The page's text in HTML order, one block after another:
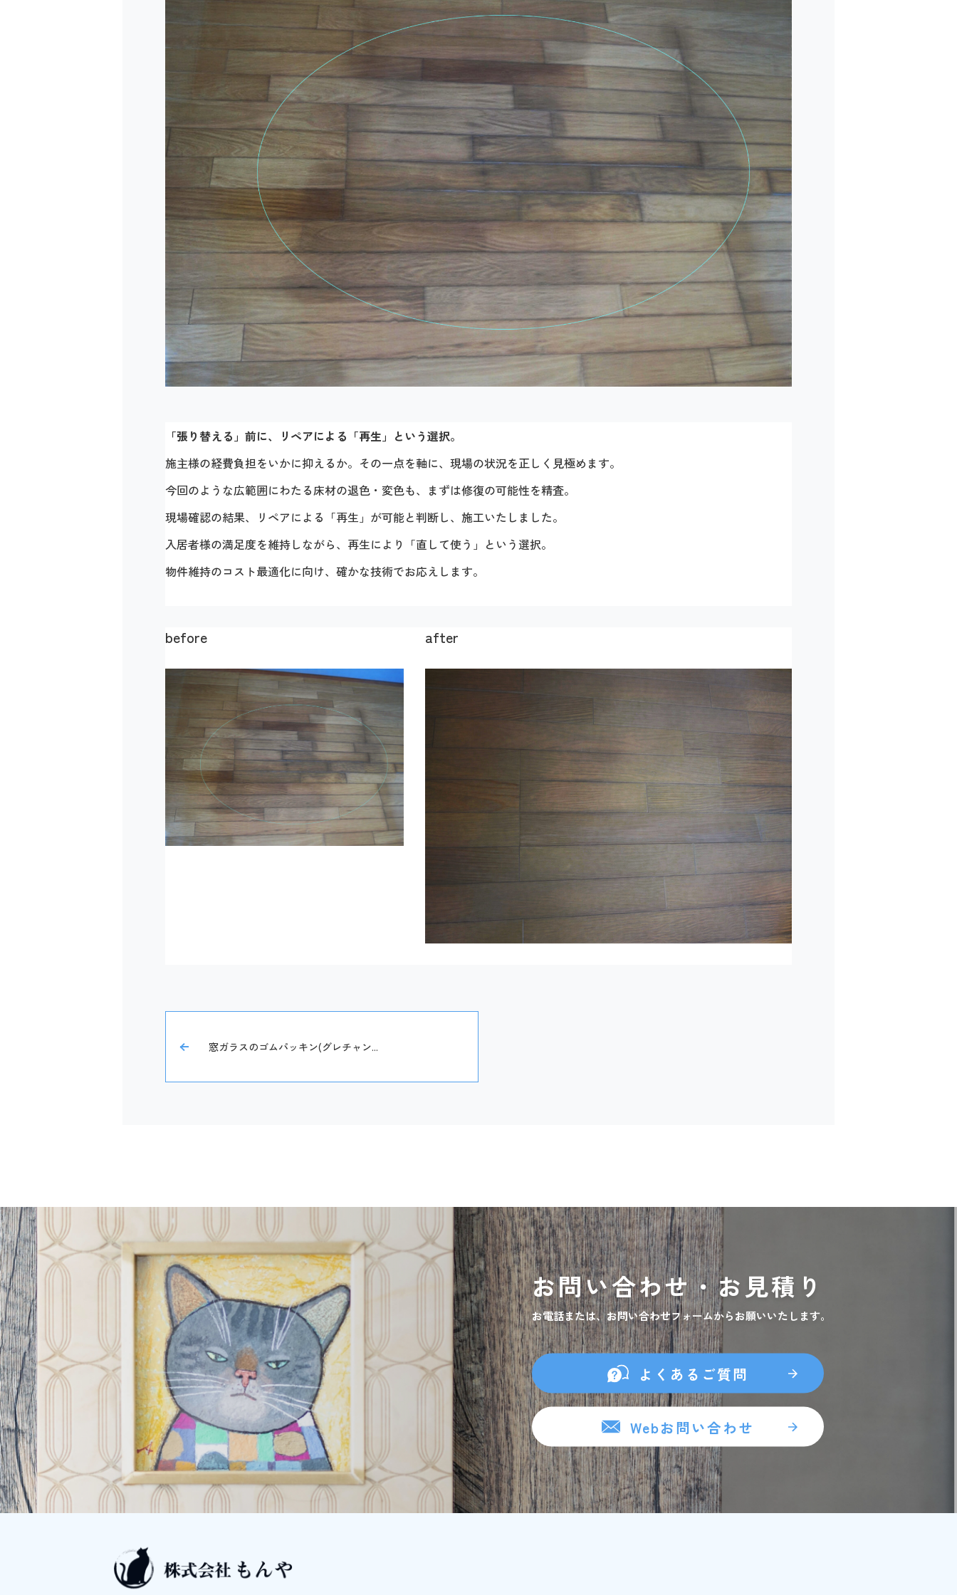
「張り替える」前に、リペアによる「再生」という選択。
施主様の経費負担をいかに抑えるか。その一点を軸に、現場の状況を正しく見極めます。
今回のような広範囲にわたる床材の退色・変色も、まずは修復の可能性を精査。
現場確認の結果、リペアによる「再生」が可能と判断し、施工いたしました。
入居者様の満足度を維持しながら、再生により「直して使う」という選択。
物件維持のコスト最適化に向け、確かな技術でお応えします。
before after
窓ガラスのゴムパッキン(グレチャン...
お問い合わせ・お見積り
お電話または、お問い合わせフォームからお願いいたします。
よくあるご質問
Webお問い合わせ